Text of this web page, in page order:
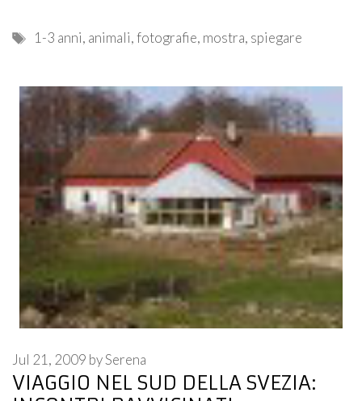
Tags
1-3 anni, animali,fotografie, mostra, spiegare
VIAGGIO NEL SUD DELLA SVEZIA:
Jul 21, 2009 bySerena